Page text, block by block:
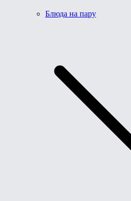
Блюда на пару